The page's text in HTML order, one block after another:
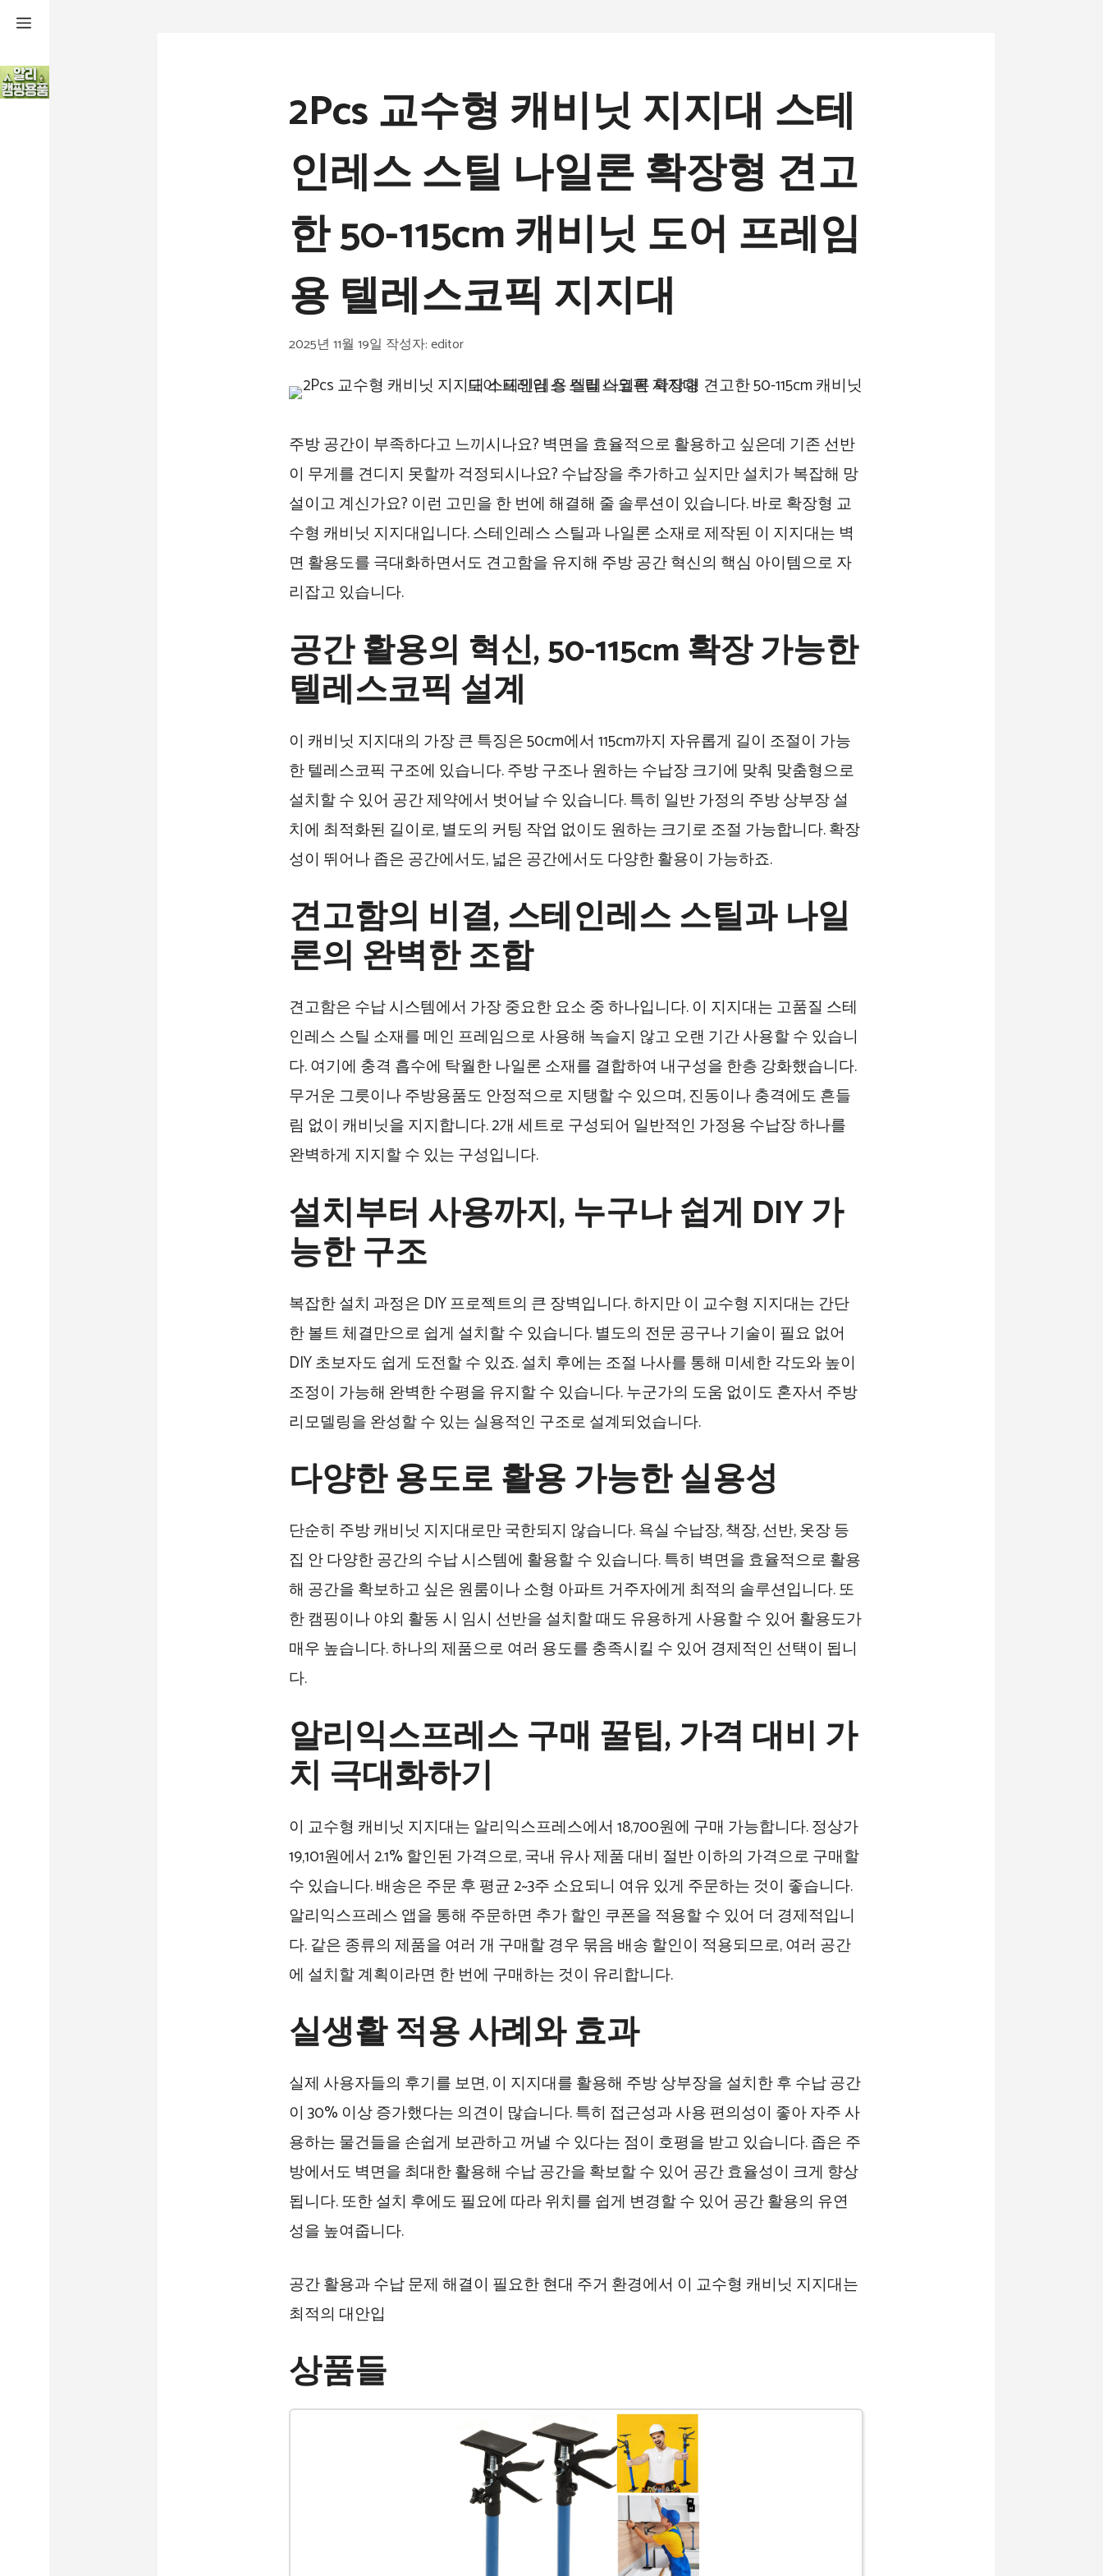
츠
로
2Pcs 교수형 캐비닛 지지대 스테
인레스 스틸 나일론 확장형 견고
한 50-115cm 캐비닛 도어 프레임
용 텔레스코픽 지지대
2025년 11월 19일 작성자:editor
주방 공간이 부족하다고 느끼시나요? 벽면을 효율적으로 활용하고 싶은데 기존 선반
이 무게를 견디지 못할까 걱정되시나요? 수납장을 추가하고 싶지만 설치가 복잡해 망
설이고 계신가요? 이런 고민을 한 번에 해결해 줄 솔루션이 있습니다. 바로 확장형 교
수형 캐비닛 지지대입니다. 스테인레스 스틸과 나일론 소재로 제작된 이 지지대는 벽
면 활용도를 극대화하면서도 견고함을 유지해 주방 공간 혁신의 핵심 아이템으로 자
리잡고 있습니다.
공간 활용의 혁신, 50-115cm 확장 가능한
텔레스코픽 설계
이 캐비닛 지지대의 가장 큰 특징은 50cm에서 115cm까지 자유롭게 길이 조절이 가능
한 텔레스코픽 구조에 있습니다. 주방 구조나 원하는 수납장 크기에 맞춰 맞춤형으로
설치할 수 있어 공간 제약에서 벗어날 수 있습니다. 특히 일반 가정의 주방 상부장 설
치에 최적화된 길이로, 별도의 커팅 작업 없이도 원하는 크기로 조절 가능합니다. 확장
성이 뛰어나 좁은 공간에서도, 넓은 공간에서도 다양한 활용이 가능하죠.
견고함의 비결, 스테인레스 스틸과 나일
론의 완벽한 조합
견고함은 수납 시스템에서 가장 중요한 요소 중 하나입니다. 이 지지대는 고품질 스테
인레스 스틸 소재를 메인 프레임으로 사용해 녹슬지 않고 오랜 기간 사용할 수 있습니
다. 여기에 충격 흡수에 탁월한 나일론 소재를 결합하여 내구성을 한층 강화했습니다.
무거운 그릇이나 주방용품도 안정적으로 지탱할 수 있으며, 진동이나 충격에도 흔들
림 없이 캐비닛을 지지합니다. 2개 세트로 구성되어 일반적인 가정용 수납장 하나를
완벽하게 지지할 수 있는 구성입니다.
설치부터 사용까지, 누구나 쉽게 DIY 가
능한 구조
복잡한 설치 과정은 DIY 프로젝트의 큰 장벽입니다. 하지만 이 교수형 지지대는 간단
한 볼트 체결만으로 쉽게 설치할 수 있습니다. 별도의 전문 공구나 기술이 필요 없어
DIY 초보자도 쉽게 도전할 수 있죠. 설치 후에는 조절 나사를 통해 미세한 각도와 높이
조정이 가능해 완벽한 수평을 유지할 수 있습니다. 누군가의 도움 없이도 혼자서 주방
리모델링을 완성할 수 있는 실용적인 구조로 설계되었습니다.
다양한 용도로 활용 가능한 실용성
단순히 주방 캐비닛 지지대로만 국한되지 않습니다. 욕실 수납장, 책장, 선반, 옷장 등
집 안 다양한 공간의 수납 시스템에 활용할 수 있습니다. 특히 벽면을 효율적으로 활용
해 공간을 확보하고 싶은 원룸이나 소형 아파트 거주자에게 최적의 솔루션입니다. 또
한 캠핑이나 야외 활동 시 임시 선반을 설치할 때도 유용하게 사용할 수 있어 활용도가
매우 높습니다. 하나의 제품으로 여러 용도를 충족시킬 수 있어 경제적인 선택이 됩니
다.
알리익스프레스 구매 꿀팁, 가격 대비 가
치 극대화하기
이 교수형 캐비닛 지지대는 알리익스프레스에서 18,700원에 구매 가능합니다. 정상가
19,101원에서 2.1% 할인된 가격으로, 국내 유사 제품 대비 절반 이하의 가격으로 구매할
수 있습니다. 배송은 주문 후 평균 2~3주 소요되니 여유 있게 주문하는 것이 좋습니다.
알리익스프레스 앱을 통해 주문하면 추가 할인 쿠폰을 적용할 수 있어 더 경제적입니
다. 같은 종류의 제품을 여러 개 구매할 경우 묶음 배송 할인이 적용되므로, 여러 공간
에 설치할 계획이라면 한 번에 구매하는 것이 유리합니다.
실생활 적용 사례와 효과
실제 사용자들의 후기를 보면, 이 지지대를 활용해 주방 상부장을 설치한 후 수납 공간
이 30% 이상 증가했다는 의견이 많습니다. 특히 접근성과 사용 편의성이 좋아 자주 사
용하는 물건들을 손쉽게 보관하고 꺼낼 수 있다는 점이 호평을 받고 있습니다. 좁은 주
방에서도 벽면을 최대한 활용해 수납 공간을 확보할 수 있어 공간 효율성이 크게 향상
됩니다. 또한 설치 후에도 필요에 따라 위치를 쉽게 변경할 수 있어 공간 활용의 유연
성을 높여줍니다.
공간 활용과 수납 문제 해결이 필요한 현대 주거 환경에서 이 교수형 캐비닛 지지대는
최적의 대안입
상품들